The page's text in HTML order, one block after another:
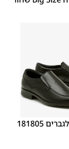
42
43
44
נעלי אלגנט לגברים 181805